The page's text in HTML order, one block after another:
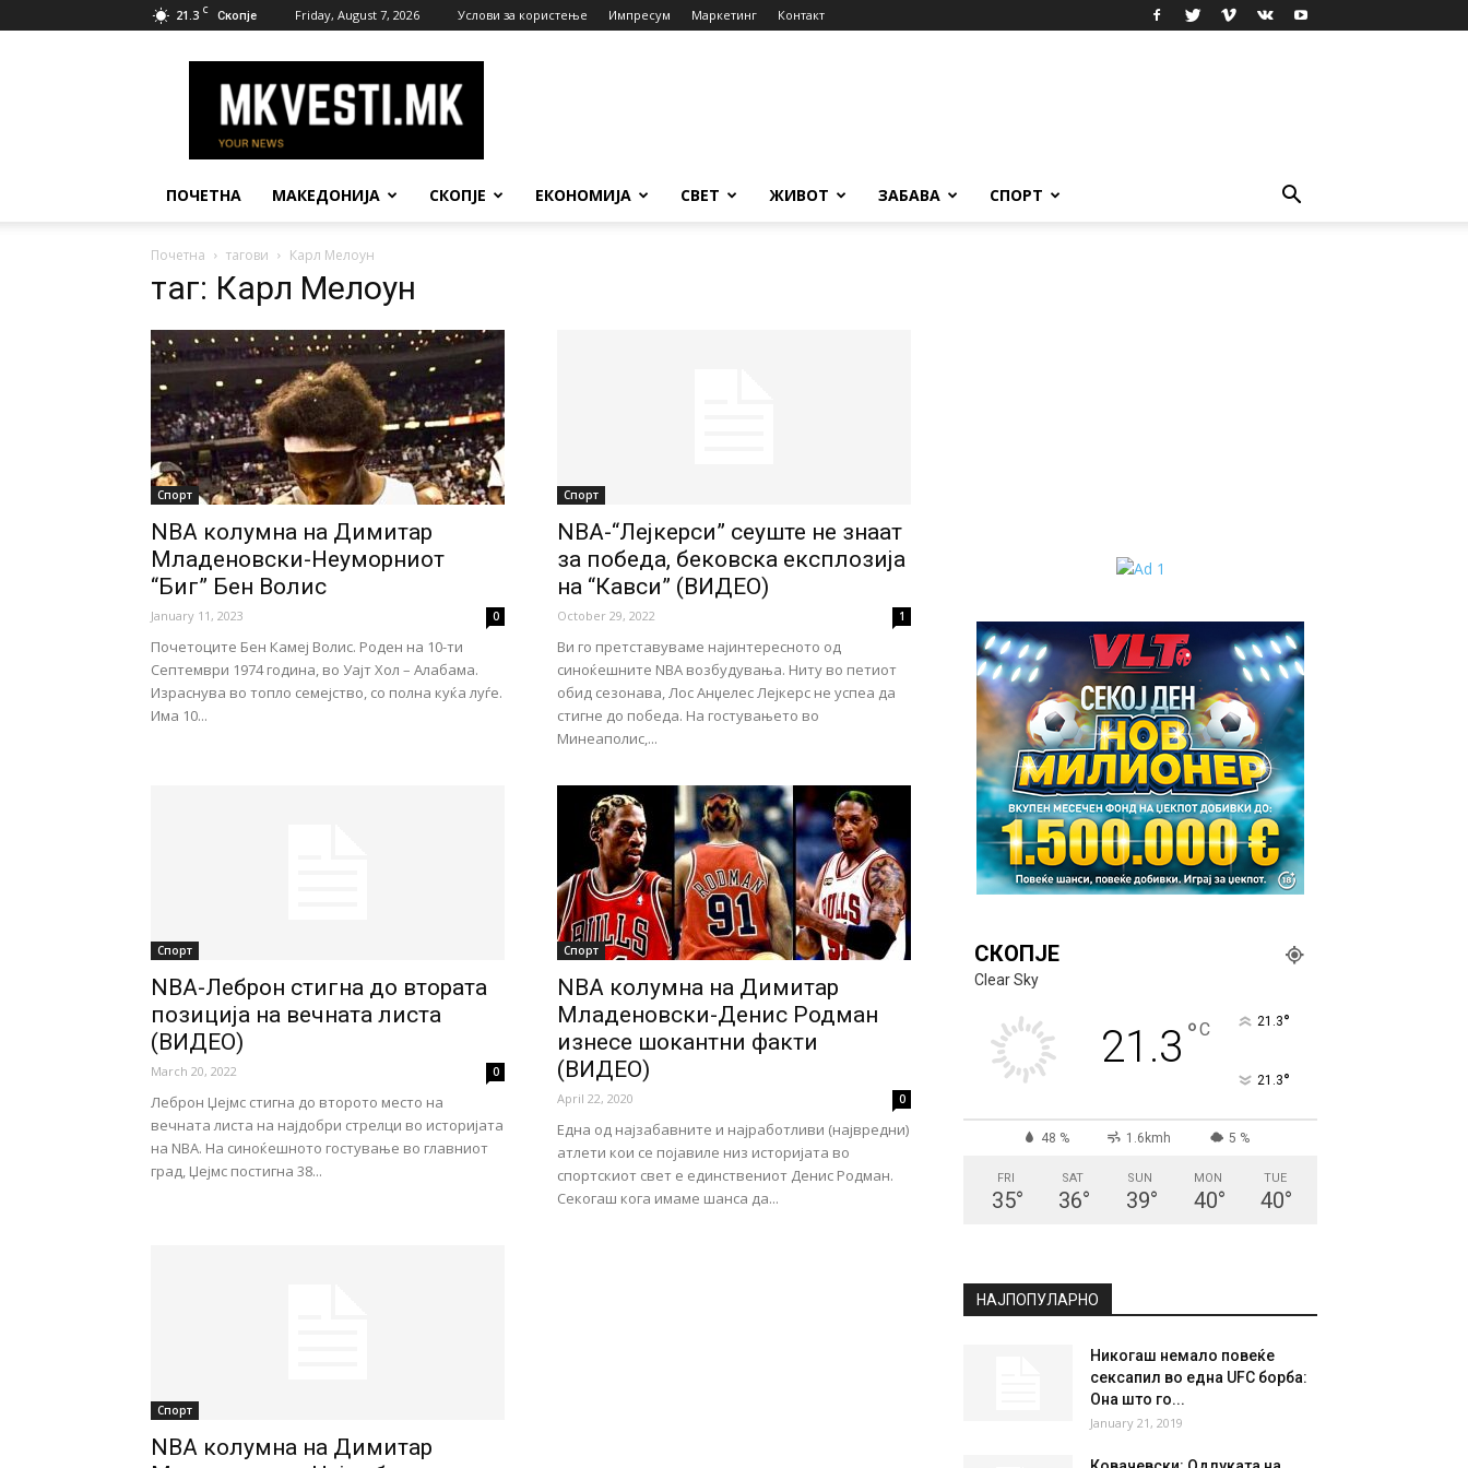
21.3 C Скопје Friday, August 7, 2026 Услови за користење Импресум Маркетинг Контакт
Вести
ПОЧЕТНА МАКЕДОНИЈА СКОПЈЕ ЕКОНОМИЈА СВЕТ ЖИВОТ ЗАБАВА СПОРТ
Почетна тагови Карл Мелоун
таг: Карл Мелоун
Спорт
NBA колумна на Димитар
Младеновски-Неуморниот
“Биг” Бен Волис
January 11, 2023 0
Почетоците Бен Камеј Волис. Роден на 10-ти
Септември 1974 година, во Уајт Хол – Алабама.
Израснува во топло семејство, со полна куќа луѓе.
Има 10...
Спорт
NBA-“Лејкерси” сеуште не знаат
за победа, бековска експлозија
на “Кавси” (ВИДЕО)
October 29, 2022 1
Ви го претставуваме најинтересното од
синоќешните NBA возбудувања. Ниту во петиот
обид сезонава, Лос Анџелес Лејкерс не успеа да
стигне до победа. На гостувањето во
Минеаполис,...
Спорт
NBA-Леброн стигна до втората
позиција на вечната листа
(ВИДЕО)
March 20, 2022 0
Леброн Џејмс стигна до второто место на
вечната листа на најдобри стрелци во историјата
на NBA. На синоќешното гостување во главниот
град, Џејмс постигна 38...
Спорт
NBA колумна на Димитар
Младеновски-Денис Родман
изнесе шокантни факти
(ВИДЕО)
April 22, 2020 0
Една од најзабавните и најработливи (највредни)
атлети кои се појавиле низ историјата во
спортскиот свет е единствениот Денис Родман.
Секогаш кога имаме шанса да...
Спорт
NBA колумна на Димитар
СКОПЈЕ
Clear Sky
21.3 °C 21.3°
21.3°
48 % 1.6kmh 5 %
FRI
35°
SAT
36°
SUN
39°
MON
40°
TUE
40°
НАЈПОПУЛАРНО
Никогаш немало повеќе
сексапил во една UFC борба:
Она што го...
January 21, 2019